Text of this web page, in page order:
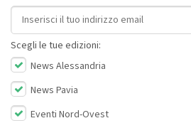
Indirizzo email
Scegli le tue edizioni:
News Alessandria
News Pavia
Eventi Nord-Ovest